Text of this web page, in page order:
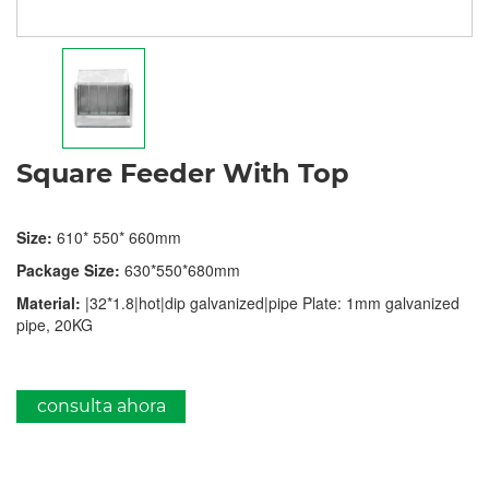
Square Feeder With Top
Size: 610* 550* 660mm
Package Size: 630*550*680mm
Material: |32*1.8|hot|dip galvanized|pipe Plate: 1mm galvanized
pipe, 20KG
consulta ahora